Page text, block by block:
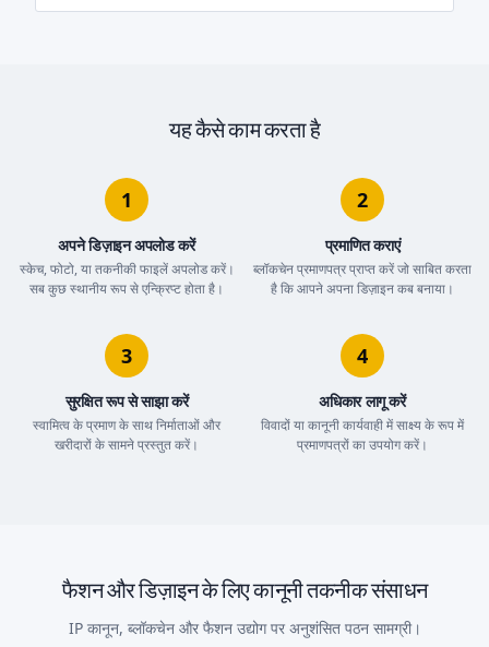
यह कैसे काम करता है
1
अपने डिज़ाइन अपलोड करें
स्केच, फोटो, या तकनीकी फाइलें अपलोड करें।
सब कुछ स्थानीय रूप से एन्क्रिप्ट होता है।
2
प्रमाणित कराएं
ब्लॉकचेन प्रमाणपत्र प्राप्त करें जो साबित करता
है कि आपने अपना डिज़ाइन कब बनाया।
3
सुरक्षित रूप से साझा करें
स्वामित्व के प्रमाण के साथ निर्माताओं और
खरीदारों के सामने प्रस्तुत करें।
4
अधिकार लागू करें
विवादों या कानूनी कार्यवाही में साक्ष्य के रूप में
प्रमाणपत्रों का उपयोग करें।
फैशन और डिज़ाइन के लिए कानूनी तकनीक संसाधन
IP कानून, ब्लॉकचेन और फैशन उद्योग पर अनुशंसित पठन सामग्री।